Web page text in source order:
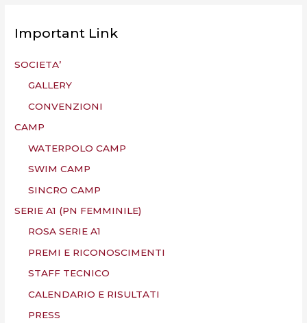
Important Link
SOCIETA’
GALLERY
CONVENZIONI
CAMP
WATERPOLO CAMP
SWIM CAMP
SINCRO CAMP
SERIE A1 (PN FEMMINILE)
ROSA SERIE A1
PREMI E RICONOSCIMENTI
STAFF TECNICO
CALENDARIO E RISULTATI
PRESS